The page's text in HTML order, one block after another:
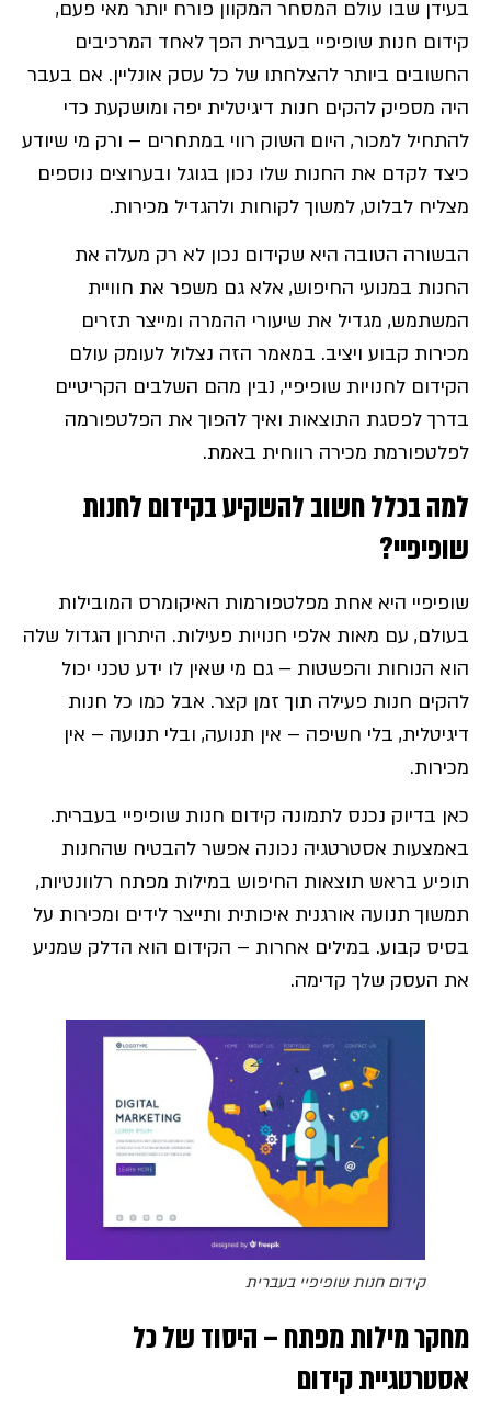
בעידן שבו עולם המסחר המקוון פורח יותר מאי פעם,
קידום חנות שופיפיי בעברית הפך לאחד המרכיבים
החשובים ביותר להצלחתו של כל עסק אונליין. אם בעבר
היה מספיק להקים חנות דיגיטלית יפה ומושקעת כדי
להתחיל למכור, היום השוק רווי במתחרים – ורק מי שיודע
כיצד לקדם את החנות שלו נכון בגוגל ובערוצים נוספים
מצליח לבלוט, למשוך לקוחות ולהגדיל מכירות.
הבשורה הטובה היא שקידום נכון לא רק מעלה את
החנות במנועי החיפוש, אלא גם משפר את חוויית
המשתמש, מגדיל את שיעורי ההמרה ומייצר תזרים
מכירות קבוע ויציב. במאמר הזה נצלול לעומק עולם
הקידום לחנויות שופיפיי, נבין מהם השלבים הקריטיים
בדרך לפסגת התוצאות ואיך להפוך את הפלטפורמה
לפלטפורמת מכירה רווחית באמת.
למה בכלל חשוב להשקיע בקידום לחנות
שופיפיי?
שופיפיי היא אחת מפלטפורמות האיקומרס המובילות
בעולם, עם מאות אלפי חנויות פעילות. היתרון הגדול שלה
הוא הנוחות והפשטות – גם מי שאין לו ידע טכני יכול
להקים חנות פעילה תוך זמן קצר. אבל כמו כל חנות
דיגיטלית, בלי חשיפה – אין תנועה, ובלי תנועה – אין
מכירות.
כאן בדיוק נכנס לתמונה קידום חנות שופיפיי בעברית.
באמצעות אסטרטגיה נכונה אפשר להבטיח שהחנות
תופיע בראש תוצאות החיפוש במילות מפתח רלוונטיות,
תמשוך תנועה אורגנית איכותית ותייצר לידים ומכירות על
בסיס קבוע. במילים אחרות – הקידום הוא הדלק שמניע
את העסק שלך קדימה.
קידום חנות שופיפיי בעברית
מחקר מילות מפתח – היסוד של כל
אסטרטגיית קידום